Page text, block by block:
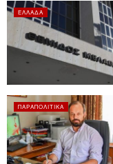
ΕΛΛΆΔΑ
ΠΑΡΑΠΟΛΙΤΙΚΆ